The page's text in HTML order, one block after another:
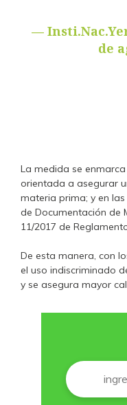
—
de
La medida se enmarca
orientada a asegurar
materia prima; y en las
de Documentación de
11/2017 de
De esta manera, con
el uso indiscriminado
y se asegura mayor
Correo